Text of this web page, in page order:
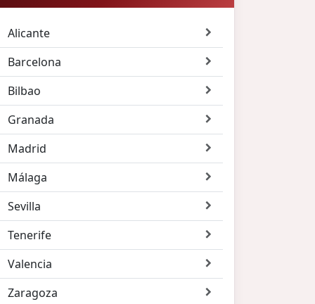
Alicante
Barcelona
Bilbao
Granada
Madrid
Málaga
Sevilla
Tenerife
Valencia
Zaragoza